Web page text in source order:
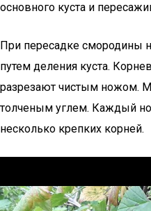
основного куста и
При пересадке смородины
путем деления куста.
разрезают чистым ножом.
толченым углем. Каждый
несколько крепких корней.